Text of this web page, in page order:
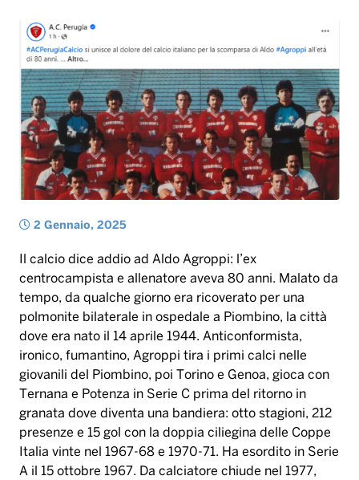
Leggerissime
Speciale Astrabilia 2026
Gallery
2 Gennaio, 2025
Il calcio dice addio ad Aldo Agroppi: l’ex
centrocampista e allenatore aveva 80 anni. Malato da
tempo, da qualche giorno era ricoverato per una
polmonite bilaterale in ospedale a Piombino, la città
dove era nato il 14 aprile 1944. Anticonformista,
ironico, fumantino, Agroppi tira i primi calci nelle
giovanili del Piombino, poi Torino e Genoa, gioca con
Ternana e Potenza in Serie C prima del ritorno in
granata dove diventa una bandiera: otto stagioni, 212
presenze e 15 gol con la doppia ciliegina delle Coppe
Italia vinte nel 1967-68 e 1970-71. Ha esordito in Serie
A il 15 ottobre 1967. Da calciatore chiude nel 1977,